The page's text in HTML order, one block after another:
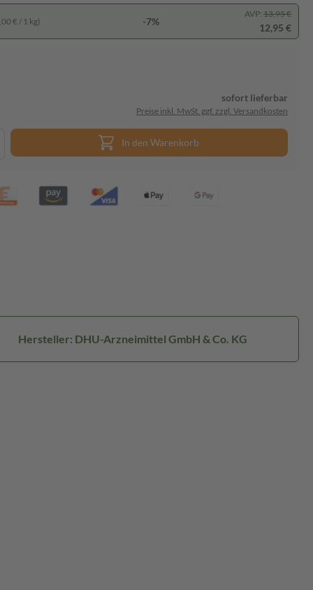
€ / 1 kg) -7%
AVP: 13,95 €
12,95 €
sofort lieferbar
Preise inkl. MwSt. ggf. zzgl. Versandkosten
In den Warenkorb
Hersteller: DHU-Arzneimittel GmbH & Co. KG